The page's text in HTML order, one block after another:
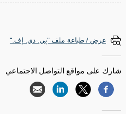
عرض / طباعة ملف "پي. دي. إف."
شارك على مواقع التواصل الاجتماعي